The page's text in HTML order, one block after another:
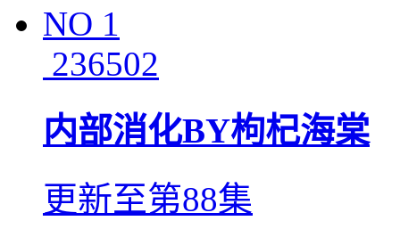
NO 1
236502
内部消化BY枸杞海棠
更新至第88集